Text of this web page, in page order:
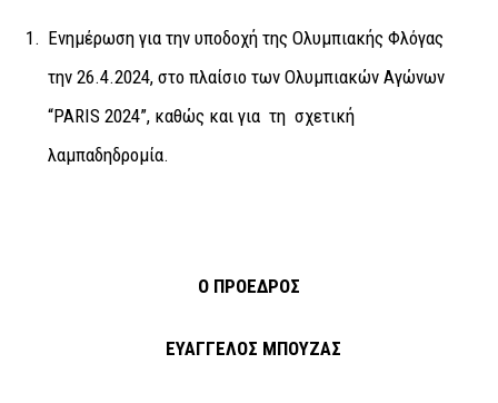
Ενημέρωση για την υποδοχή της Ολυμπιακής Φλόγας
την 26.4.2024, στο πλαίσιο των Ολυμπιακών Αγώνων
“PARIS 2024”, καθώς και για τη σχετική
λαμπαδηδρομία.
Ο ΠΡΟΕΔΡΟΣ
ΕΥΑΓΓΕΛΟΣ ΜΠΟΥΖΑΣ